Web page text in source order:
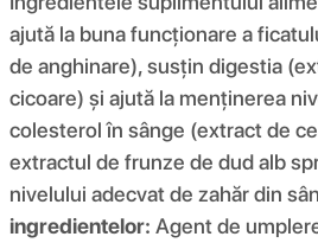
ajută la buna funcționare a
de anghinare), susțin digestia
cicoare) și ajută la menținerea
colesterol în sânge (extract de
extractul de frunze de dud alb
nivelului adecvat de zahăr din
ingredientelor: Agent de